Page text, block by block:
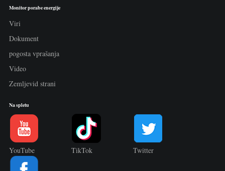
Monitor porabe energije
Viri
Dokument
pogosta vprašanja
Video
Zemljevid strani
Na spletu
YouTube TikTok Twitter